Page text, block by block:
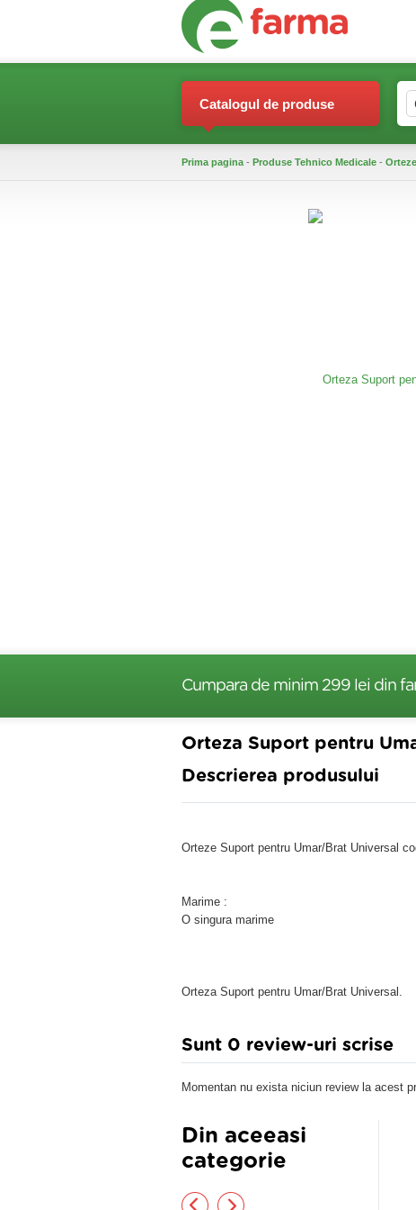
Catalogul de produse
Prima pagina - Produse Tehnico Medicale -
Cumpara de minim 299 lei din
Orteza Suport pentru
Descrierea produsului
Orteze Suport pentru Umar/Brat Universal
Marime :
O singura marime
Orteza Suport pentru Umar/Brat Universal.
Sunt 0 review-uri scrise
Momentan nu exista niciun review la acest
Din aceeasi
categorie